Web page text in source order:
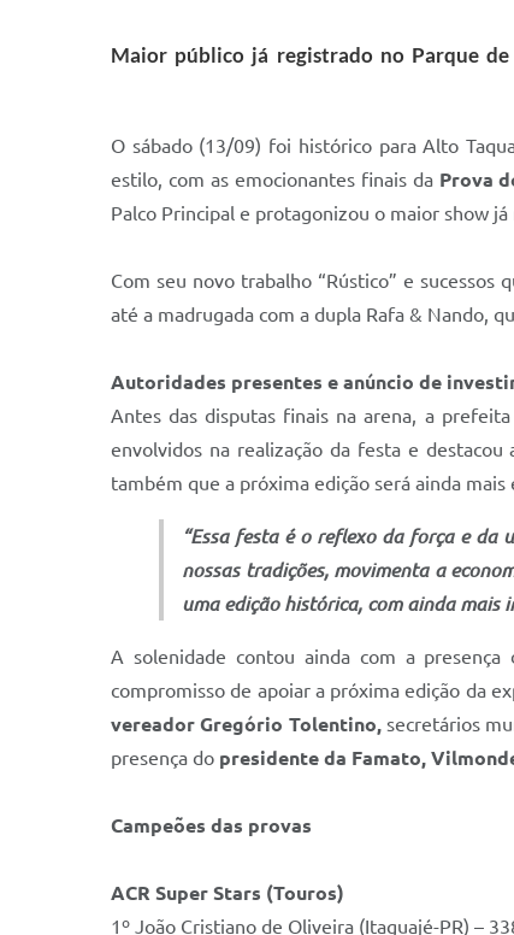
Maior público já registrado no Parque
O sábado (13/09) foi histórico para Alto
estilo, com as emocionantes finais da Prova
Palco Principal e protagonizou o maior show
Com seu novo trabalho “Rústico” e
até a madrugada com a dupla Rafa & Nando,
Autoridades presentes e anúncio de
Antes das disputas finais na arena, a
envolvidos na realização da festa e
também que a próxima edição será ainda
“Essa festa é o reflexo da força e da
nossas tradições, movimenta a
uma edição histórica, com ainda mais
A solenidade contou ainda com a
compromisso de apoiar a próxima edição da
vereador Gregório Tolentino,secretários
presença do presidente da Famato,
Campeões das provas
ACR Super Stars (Touros)
1º João Cristiano de Oliveira (Itaguajé-PR) –